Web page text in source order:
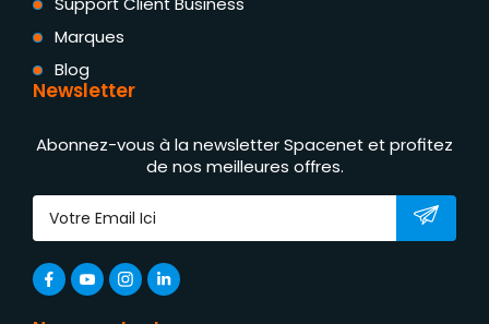
Marques
Blog
Newsletter
Abonnez-vous à la newsletter Spacenet et profitez
de nos meilleures offres.